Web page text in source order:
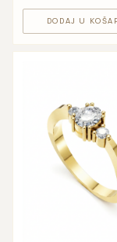
DODAJ U